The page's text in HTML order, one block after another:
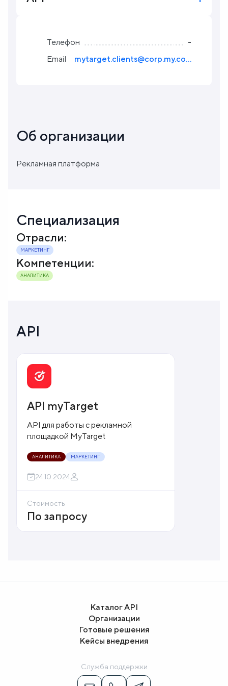
Телефон
-
Email
mytarget.clients@corp.my.com
Об организации
Рекламная платформа
Специализация
Отрасли:
МАРКЕТИНГ
Компетенции:
АНАЛИТИКА
API
API myTarget
API для работы с рекламной
площадкой MyTarget
АНАЛИТИКА МАРКЕТИНГ
24.10.2024
Стоимость
По запросу
Каталог API
Организации
Готовые решения
Кейсы внедрения
Служба поддержки